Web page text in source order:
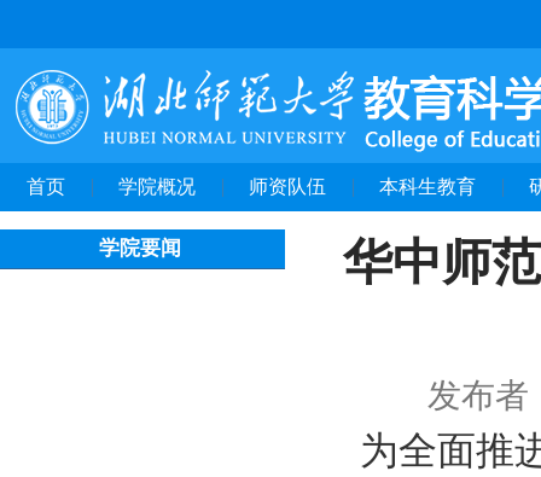
首页 学院概况 师资队伍 本科生教育
学院要闻 华中师
发布者
为全面推